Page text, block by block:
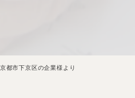
京都市下京区の企業様より